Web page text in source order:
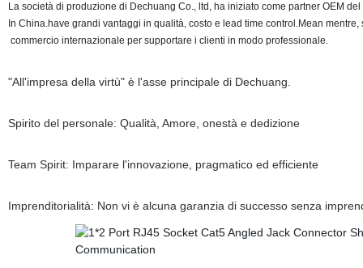
La società di produzione di Dechuang Co., ltd, ha iniziato come partner OEM
In China.have grandi vantaggi in qualità, costo e lead time control.Mean
commercio internazionale per supportare i clienti in modo professionale.
"All'impresa della virtù" è l'asse principale di Dechuang.
Spirito del personale: Qualità, Amore, onestà e dedizione
Team Spirit: Imparare l'innovazione, pragmatico ed efficiente
Imprenditorialità: Non vi è alcuna garanzia di successo senza